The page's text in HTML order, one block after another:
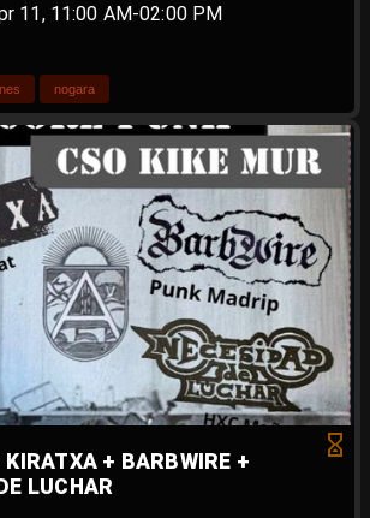
11, 11:00 AM-02:00 PM
nogara
KIRATXA + BARBWIRE +
LUCHAR